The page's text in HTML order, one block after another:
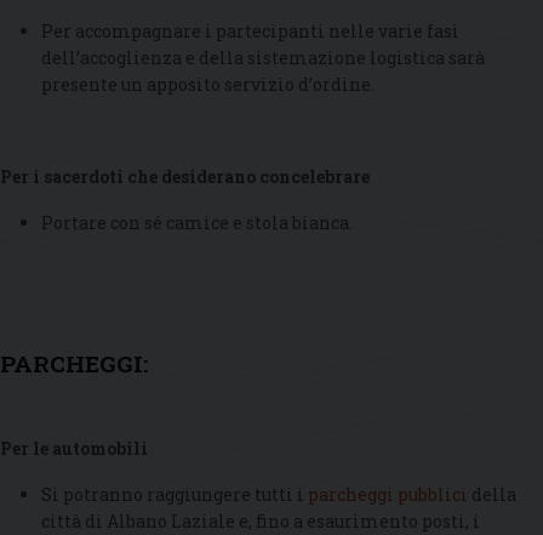
Per accompagnare i partecipanti nelle varie fasi
dell’accoglienza e della sistemazione logistica sarà
presente un apposito servizio d’ordine.
Per i sacerdoti che desiderano concelebrare
Portare con sé camice e stola bianca.
PARCHEGGI:
Per le automobili
Si potranno raggiungere tutti i parcheggi pubblici della
città di Albano Laziale e, fino a esaurimento posti, i